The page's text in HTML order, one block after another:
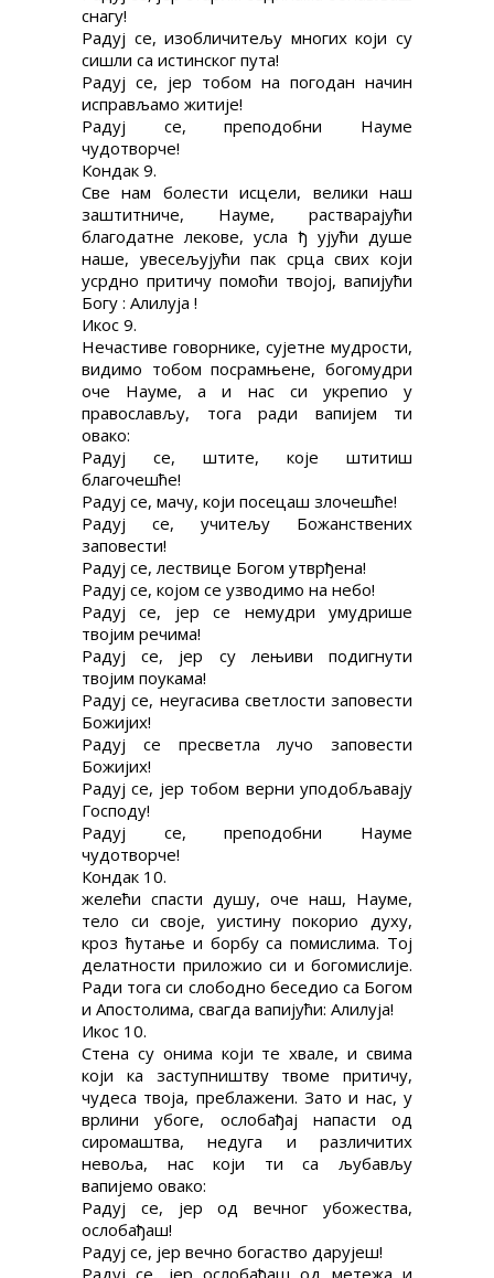
снагу!
Радуј се, изобличитељу многих који су
сишли са истинског пута!
Радуј се, јер тобом на погодан начин
исправљамо житије!
Радуј се, преподобни Науме
чудотворче!
Кондак 9.
Све нам болести исцели, велики наш
заштитниче, Науме, растварајући
благодатне лекове, усла ђ ујући душе
наше, увесељујући пак срца свих који
усрдно притичу помоћи твојој, вапијући
Богу : Алилуја !
Икос 9.
Нечастиве говорнике, сујетне мудрости,
видимо тобом посрамњене, богомудри
оче Науме, а и нас си укрепио у
православљу, тога ради вапијем ти
овако:
Радуј се, штите, које штитиш
благочешће!
Радуј се, мачу, који посецаш злочешће!
Радуј се, учитељу Божанствених
заповести!
Радуј се, лествице Богом утврђена!
Радуј се, којом се узводимо на небо!
Радуј се, јер се немудри умудрише
твојим речима!
Радуј се, јер су лењиви подигнути
твојим поукама!
Радуј се, неугасива светлости заповести
Божијих!
Радуј се пресветла лучо заповести
Божијих!
Радуј се, јер тобом верни уподобљавају
Господу!
Радуј се, преподобни Науме
чудотворче!
Кондак 10.
желећи спасти душу, оче наш, Науме,
тело си своје, уистину покорио духу,
кроз ћутање и борбу са помислима. Тој
делатности приложио си и богомислије.
Ради тога си слободно беседио са Богом
и Апостолима, свагда вапијући: Алилуја!
Икос 10.
Стена су онима који те хвале, и свима
који ка заступништву твоме притичу,
чудеса твоја, преблажени. Зато и нас, у
врлини убоге, ослобађај напасти од
сиромаштва, недуга и различитих
невоља, нас који ти са љубављу
вапијемо овако:
Радуј се, јер од вечног убожества,
ослобађаш!
Радуј се, јер вечно богаство дарујеш!
Радуј се, јер ослобађаш од метежа и